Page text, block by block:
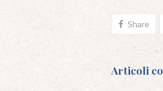
Share
Articoli